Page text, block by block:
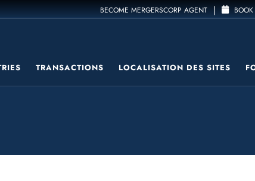
BECOME MERGERSCORP AGENT |
TRANSACTIONS LOCALISATION DES SITES